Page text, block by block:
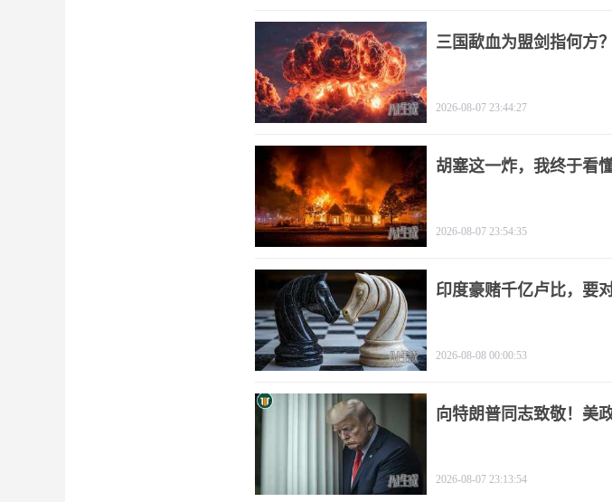
三国歃血为盟剑指何方
2026-08-07 23:44:27
胡塞这一炸，我终于看
2026-08-07 23:54:35
印度豪赌千亿卢比，要
2026-08-08 00:00:53
向特朗普同志致敬！美
2026-08-07 23:13:54